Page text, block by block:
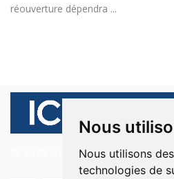
Nous
Nous utilisons
technologies de
réouverture dépendra ...
© 2026 Ici Beyrouth. Tous les